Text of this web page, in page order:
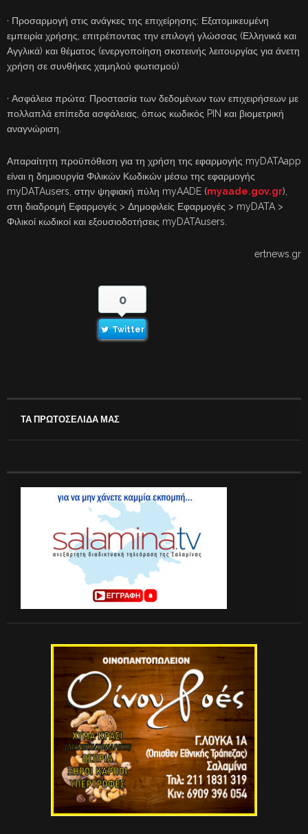
· Προσαρμογή στις ανάγκες της επιχείρησης: Εξατομικευμένη
εμπειρία χρήσης, επιτρέποντας την επιλογή γλώσσας (Ελληνικά και
Αγγλικά) και θέματος (ενεργοποίηση σκοτεινής λειτουργίας για άνετη
χρήση σε συνθήκες χαμηλού φωτισμού)
· Ασφάλεια πρώτα: Προστασία των δεδομένων των επιχειρήσεων με
πολλαπλά επίπεδα ασφάλειας, όπως κωδικός PIN και βιομετρική
αναγνώριση.
Απαραίτητη προϋπόθεση για τη χρήση της εφαρμογής myDATAapp
είναι η δημιουργία Φιλικών Κωδικών μέσω της εφαρμογής
myDATAusers, στην ψηφιακή πύλη myAADE (myaade.gov.gr),
στη διαδρομή Εφαρμογές > Δημοφιλείς Εφαρμογές > myDATA >
Φιλικοί κωδικοί και εξουσιοδοτήσεις myDATAusers.
ertnews.gr
0
Twitter
ΤΑ ΠΡΩΤΟΣΕΛΙΔΑ ΜΑΣ